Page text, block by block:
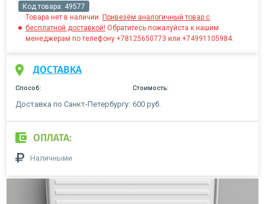
Код товара: 49577
Товара нет в наличии. Привезём аналогичный товар с
бесплатной доставкой! Обратитесь пожалуйста к нашим
менеджерам по телефону +78125650773 или +74991105984.
ДОСТАВКА
Способ: Стоимость:
Доставка по Санкт-Петербургу: 600 руб.
ОПЛАТА:
Наличными